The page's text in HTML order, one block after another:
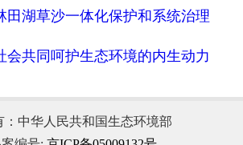
田湖草沙一体化保护和系统治理
会共同呵护生态环境的内生动力
：中华人民共和国生态环境部